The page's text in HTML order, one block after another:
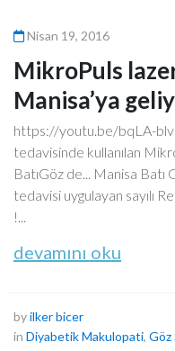
Nisan 19, 2016
MikroPuls
Manisa’ya
https://youtu.be/bqLA-
tedavisinde kullanılan
BatıGöz de... Manisa
tedavisi uygulayan sayılı
!...
devamını oku
byilker bicer
in Diyabetik Makulopati, Göz